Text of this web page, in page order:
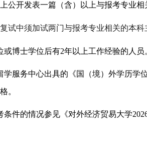
公开发表一篇（含）以上与报考专业相
试中须加试两门与报考专业相关的本科
或博士学位后有2年以上工作经验的人员
学服务中心出具的《国（境）外学历
。
条件的情况参见《对外经济贸易大学